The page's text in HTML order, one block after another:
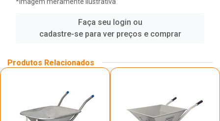
Faça seu login ou
cadastre-se para ver preços e comprar
Produtos Relacionados